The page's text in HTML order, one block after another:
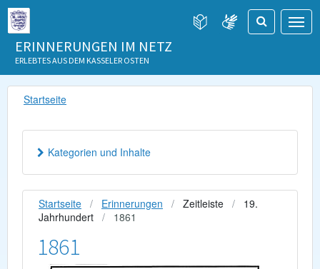
ERINNERUNGEN IM NETZ
ERLEBTES AUS DEM KASSELER OSTEN
Startseite
Startseite Erinnerungen Zeitleiste
19.
Jahrhundert
1861
1861
Kategorien und Inhalte